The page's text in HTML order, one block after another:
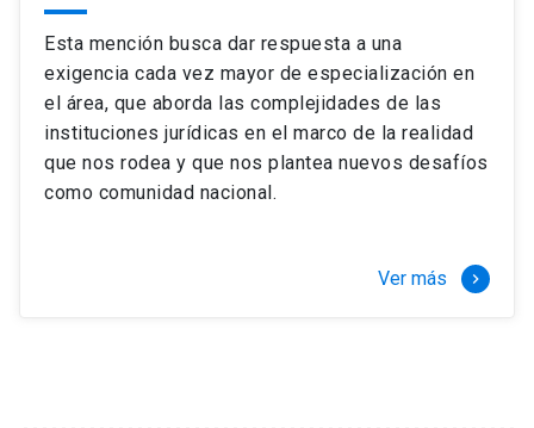
Esta mención busca dar respuesta a una
exigencia cada vez mayor de especialización en
el área, que aborda las complejidades de las
instituciones jurídicas en el marco de la realidad
que nos rodea y que nos plantea nuevos desafíos
como comunidad nacional.
Ver más keyboard_arrow_right